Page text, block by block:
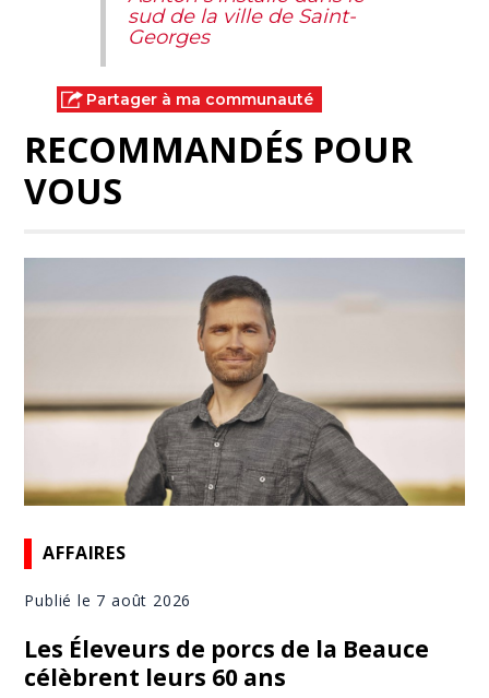
sud de la ville de Saint-
Georges
Partager à ma communauté
RECOMMANDÉS POUR
VOUS
AFFAIRES
Publié le 7 août 2026
Les Éleveurs de porcs de la Beauce
célèbrent leurs 60 ans